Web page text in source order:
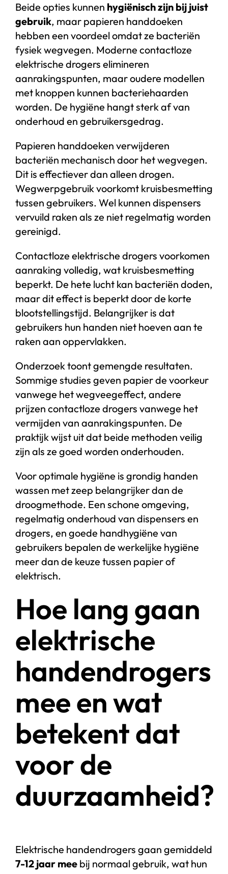
Beide opties kunnen hygiënisch zijn bij juist
gebruik, maar papieren handdoeken
hebben een voordeel omdat ze bacteriën
fysiek wegvegen. Moderne contactloze
elektrische drogers elimineren
aanrakingspunten, maar oudere modellen
met knoppen kunnen bacteriehaarden
worden. De hygiëne hangt sterk af van
onderhoud en gebruikersgedrag.
Papieren handdoeken verwijderen
bacteriën mechanisch door het wegvegen.
Dit is effectiever dan alleen drogen.
Wegwerpgebruik voorkomt kruisbesmetting
tussen gebruikers. Wel kunnen dispensers
vervuild raken als ze niet regelmatig worden
gereinigd.
Contactloze elektrische drogers voorkomen
aanraking volledig, wat kruisbesmetting
beperkt. De hete lucht kan bacteriën doden,
maar dit effect is beperkt door de korte
blootstellingstijd. Belangrijker is dat
gebruikers hun handen niet hoeven aan te
raken aan oppervlakken.
Onderzoek toont gemengde resultaten.
Sommige studies geven papier de voorkeur
vanwege het wegveegeffect, andere
prijzen contactloze drogers vanwege het
vermijden van aanrakingspunten. De
praktijk wijst uit dat beide methoden veilig
zijn als ze goed worden onderhouden.
Voor optimale hygiëne is grondig handen
wassen met zeep belangrijker dan de
droogmethode. Een schone omgeving,
regelmatig onderhoud van dispensers en
drogers, en goede handhygiëne van
gebruikers bepalen de werkelijke hygiëne
meer dan de keuze tussen papier of
elektrisch.
Hoe lang gaan
elektrische
handendrogers
mee en wat
betekent dat
voor de
duurzaamheid?
Elektrische handendrogers gaan gemiddeld
7-12 jaar meebij normaal gebruik, wat hun